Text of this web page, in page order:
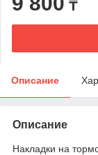
₸
Описание
Описание
Накладки на